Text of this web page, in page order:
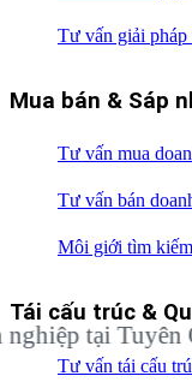
Tư vấn giải
Mua bán & Sáp
Tư vấn mua
Tư vấn bán
Môi giới tìm
Tái cấu trúc &
Tư vấn tái cấu
tại Tuyên